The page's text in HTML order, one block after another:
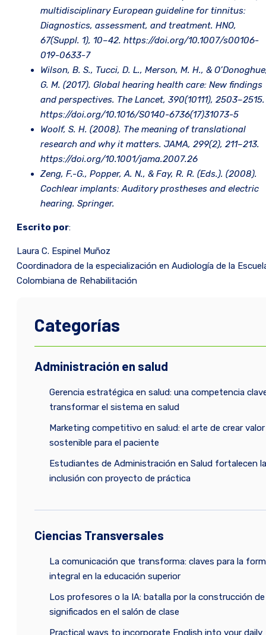
multidisciplinary European guideline for tinnitus:
Diagnostics, assessment, and treatment. HNO,
67(Suppl. 1), 10–42. https://doi.org/10.1007/s00106-
019-0633-7
Wilson, B. S., Tucci, D. L., Merson, M. H., &
G. M. (2017). Global hearing health care: New findings
and perspectives. The Lancet, 390(10111), 2503–2515.
https://doi.org/10.1016/S0140-6736(17)31073-5
Woolf, S. H. (2008). The meaning of translational
research and why it matters. JAMA, 299(2), 211–213.
https://doi.org/10.1001/jama.2007.26
Zeng, F.-G., Popper, A. N., & Fay, R. R. (Eds.). (2008).
Cochlear implants: Auditory prostheses and electric
hearing. Springer.
Escrito por:
Laura C. Espinel Muñoz
Coordinadora de la especialización en Audiología de la
Colombiana de Rehabilitación
Categorías
Administración en salud
Gerencia estratégica en salud: una competencia
transformar el sistema en salud
Marketing competitivo en salud: el arte de crear valor
sostenible para el paciente
Estudiantes de Administración en Salud fortalecen la
inclusión con proyecto de práctica
Ciencias Transversales
La comunicación que transforma: claves para la
integral en la educación superior
Los profesores o la IA: batalla por la construcción de
significados en el salón de clase
Practical ways to incorporate English into your daily